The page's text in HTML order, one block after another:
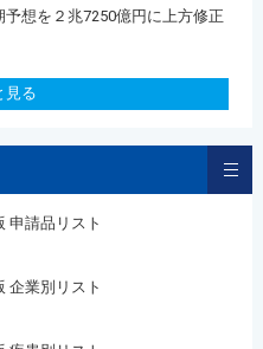
想を２兆7250億円に上方修正
見る
申請品リスト
企業別リスト